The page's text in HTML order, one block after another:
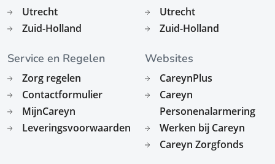
Utrecht
Zuid-Holland
Utrecht
Zuid-Holland
Service en Regelen
Zorg regelen
Contactformulier
MijnCareyn
Leveringsvoorwaarden
Websites
CareynPlus
Careyn
Personenalarmering
Werken bij Careyn
Careyn Zorgfonds